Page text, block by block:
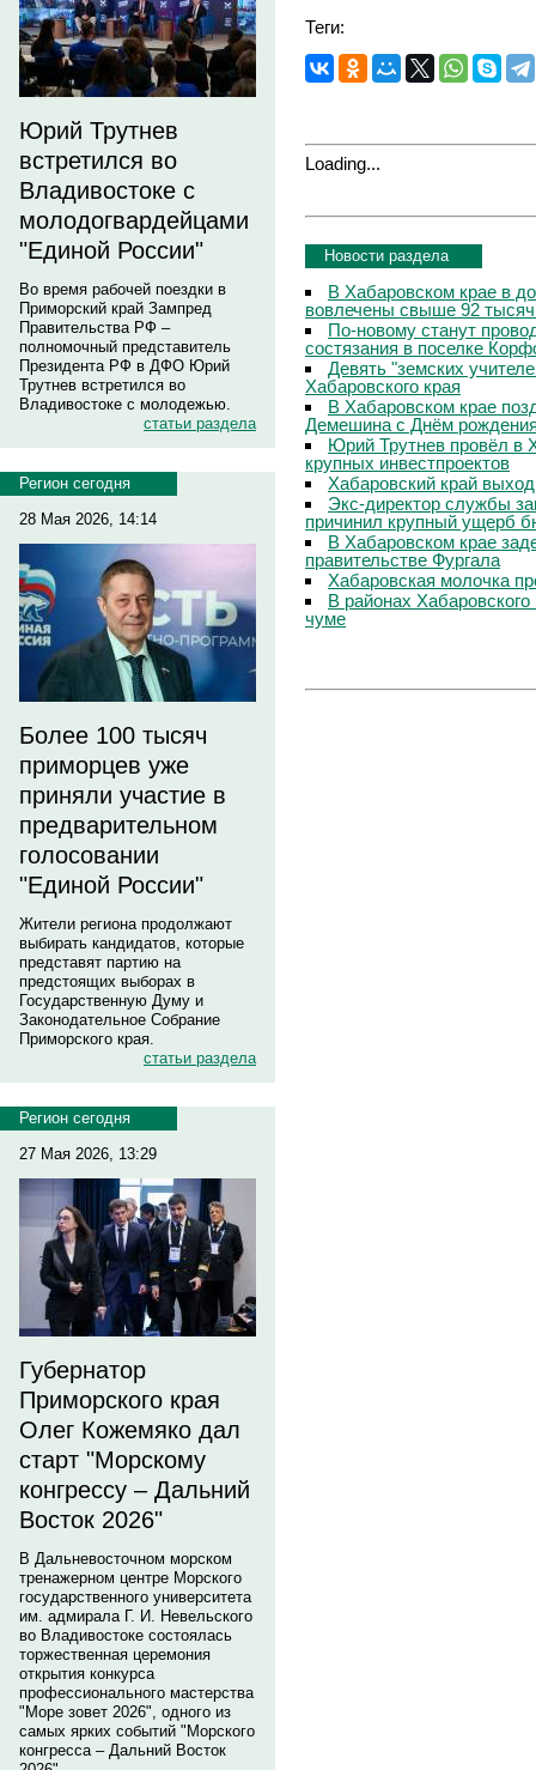
Юрий Трутнев
встретился во
Владивостоке с
молодогвардейцами
"Единой России"
Во время рабочей поездки в
Приморский край Зампред
Правительства РФ –
полномочный представитель
Президента РФ в ДФО Юрий
Трутнев встретился во
Владивостоке с молодежью.
статьи раздела
Регион сегодня
28 Мая 2026, 14:14
Более 100 тысяч
приморцев уже
приняли участие в
предварительном
голосовании
"Единой России"
Жители региона продолжают
выбирать кандидатов, которые
представят партию на
предстоящих выборах в
Государственную Думу и
Законодательное Собрание
Приморского края.
статьи раздела
Регион сегодня
27 Мая 2026, 13:29
Губернатор
Приморского края
Олег Кожемяко дал
старт "Морскому
конгрессу – Дальний
Восток 2026"
В Дальневосточном морском
тренажерном центре Морского
государственного университета
им. адмирала Г. И. Невельского
во Владивостоке состоялась
торжественная церемония
открытия конкурса
профессионального мастерства
"Море зовет 2026", одного из
самых ярких событий "Морского
конгресса – Дальний Восток
Теги:
Loading...
Новости раздела
В Хабаровском крае в
вовлечены свыше 92 тысяч
По-новому станут
состязания в поселке
Девять "земских
Хабаровского края
В Хабаровском крае
Демешина с Днём
Юрий Трутнев провёл в
крупных инвестпроектов
Хабаровский край
Экс-директор службы
причинил крупный ущерб
В Хабаровском крае
правительстве Фургала
Хабаровская молочка
В районах
чуме